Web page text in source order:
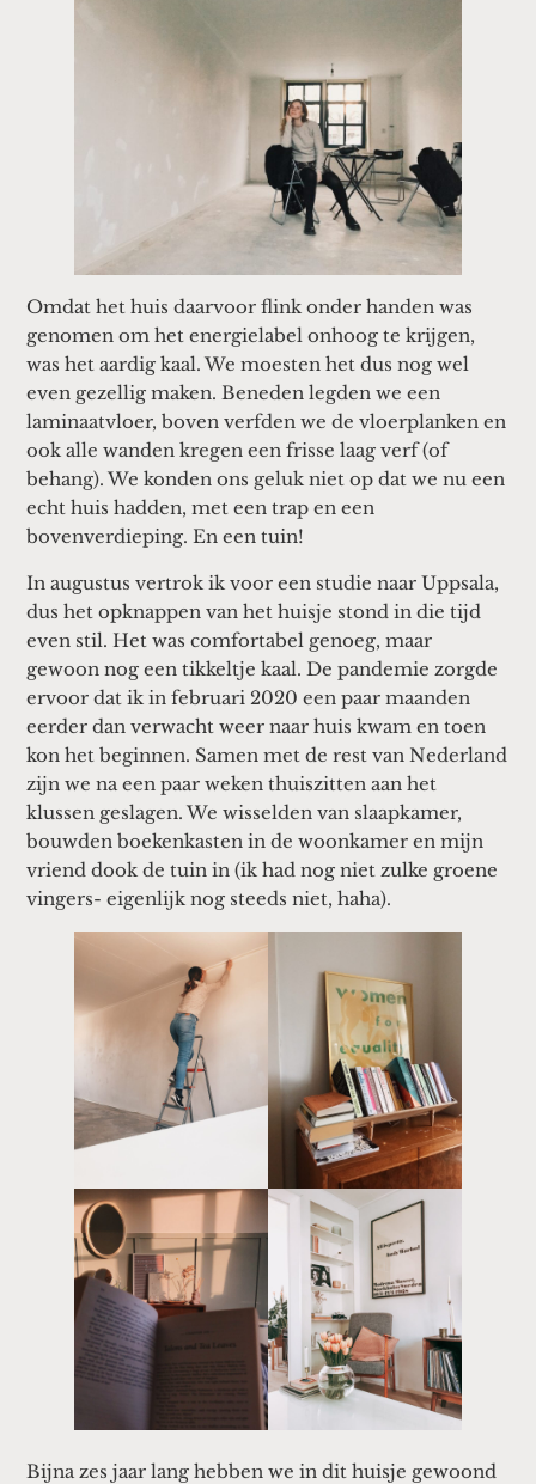
Omdat het huis daarvoor flink onder handen was
genomen om het energielabel onhoog te krijgen,
was het aardig kaal. We moesten het dus nog wel
even gezellig maken. Beneden legden we een
laminaatvloer, boven verfden we de vloerplanken en
ook alle wanden kregen een frisse laag verf (of
behang). We konden ons geluk niet op dat we nu een
echt huis hadden, met een trap en een
bovenverdieping. En een tuin!
In augustus vertrok ik voor een studie naar Uppsala,
dus het opknappen van het huisje stond in die tijd
even stil. Het was comfortabel genoeg, maar
gewoon nog een tikkeltje kaal. De pandemie zorgde
ervoor dat ik in februari 2020 een paar maanden
eerder dan verwacht weer naar huis kwam en toen
kon het beginnen. Samen met de rest van Nederland
zijn we na een paar weken thuiszitten aan het
klussen geslagen. We wisselden van slaapkamer,
bouwden boekenkasten in de woonkamer en mijn
vriend dook de tuin in (ik had nog niet zulke groene
vingers- eigenlijk nog steeds niet, haha).
Bijna zes jaar lang hebben we in dit huisje gewoond